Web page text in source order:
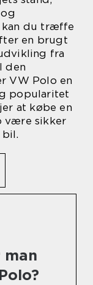
kan du træffe
en brugt
fra
den
VW Polo en
popularitet
at købe en
være sikker